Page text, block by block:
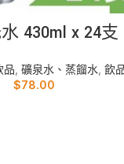
430ml x 24支
品 礦泉水、蒸餾水 飲
$78.00